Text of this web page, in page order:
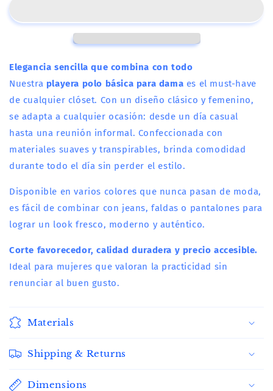
PIQUÉ
PIÑON
PIQUÉ
DAMA
PIÑON
Elegancia sencilla que combina con todo
Nuestra playera polo básica para dama es el must-have
de cualquier clóset. Con un diseño clásico y femenino,
se adapta a cualquier ocasión: desde un día casual
hasta una reunión informal. Confeccionada con
materiales suaves y transpirables, brinda comodidad
durante todo el día sin perder el estilo.
Disponible en varios colores que nunca pasan de moda,
es fácil de combinar con jeans, faldas o pantalones para
lograr un look fresco, moderno y auténtico.
Corte favorecedor, calidad duradera y precio accesible.
Ideal para mujeres que valoran la practicidad sin
renunciar al buen gusto.
Materials
Shipping & Returns
Dimensions
Compra ahora y paga a meses
sin tarjeta de crédito
1 Agrega tu producto al carrito y
elige
pagar con Meses sin Tarjeta.
2 En tu cuenta de Mercado Pago,elige
Paga mes a mes